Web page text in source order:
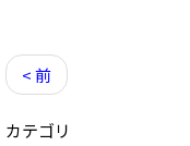
< 前
カテゴリ